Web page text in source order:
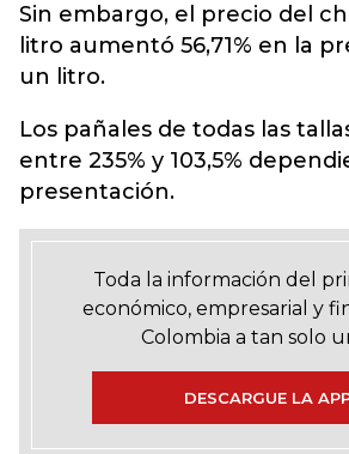
Sin embargo, el precio del
litro aumentó 56,71% en la
un litro.
Los pañales de todas las
entre 235% y 103,5%
presentación.
Toda la información del
económico, empresarial y
Colombia a tan solo
DESCARGUE LA